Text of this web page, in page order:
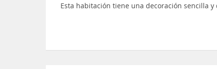
Esta habitación tiene una decoración sencilla